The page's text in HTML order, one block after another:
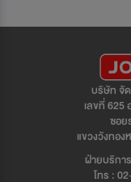
บริษัท จั
เลขที่ 625
ซอย
แขวงวังทอง
ฝ่ายบริกา
โทร :